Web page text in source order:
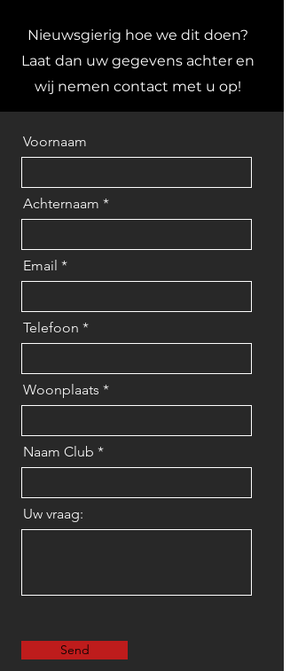
Nieuwsgierig hoe we dit doen?
Laat dan uw gegevens achter en
wij nemen contact met u op!
Voornaam
Achternaam
Email
Telefoon
Woonplaats
Naam Club
Uw vraag:
Send